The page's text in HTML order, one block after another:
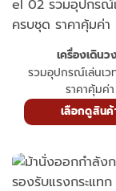
เครื่องเดินว
รวมอุปกรณ์เล่นเ
ราคาคุ้มค่า
เลือกดูสินค้